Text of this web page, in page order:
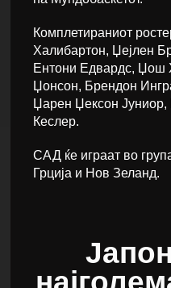
Комплетираниот
Халибартон, Џејлен
Ентони Едвардс, Џош
Џонсон, Брендон
Џарен Џексон
Кеслер.
САД ќе играат во
Грција и Нов Зеланд.